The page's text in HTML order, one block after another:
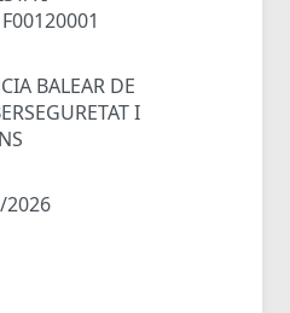
BALEAR DE
I
2026